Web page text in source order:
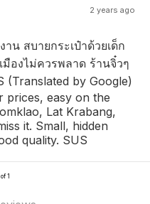
2 years ago
าน สบายกระเป๋าด้วยเด็ก
องไม่ควรพลาด ร้านจิ๋วๆ
(Translated by Google)
prices, easy on the
Lat Krabang,
it. Small, hidden
quality. SUS
1